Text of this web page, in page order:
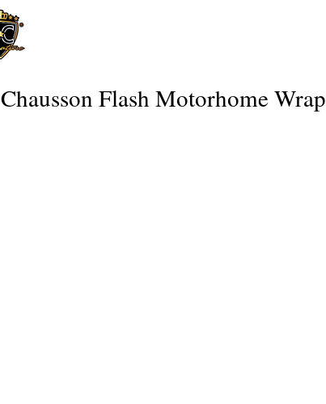
Chausson Flash Motorhome Wrap